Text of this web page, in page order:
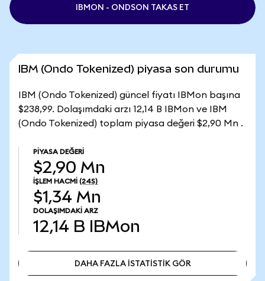
IBMON - ONDSON TAKAS ET
IBM (Ondo Tokenized) piyasa son durumu
IBM (Ondo Tokenized) güncel fiyatı IBMon başına
$238,99. Dolaşımdaki arzı 12,14 B IBMon ve IBM
(Ondo Tokenized) toplam piyasa değeri $2,90 Mn .
PIYASA DEĞERI
$2,90 Mn
İŞLEM HACMI (24S)
$1,34 Mn
DOLAŞIMDAKI ARZ
12,14 B IBMon
DAHA FAZLA İSTATİSTİK GÖR